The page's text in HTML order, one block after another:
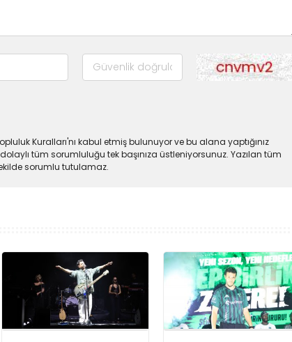
Kuralları'nı kabul etmiş bulunuyor ve bu alana yaptığınız
tüm sorumluluğu tek başınıza üstleniyorsunuz. Yazılan tüm
sorumlu tutulamaz.